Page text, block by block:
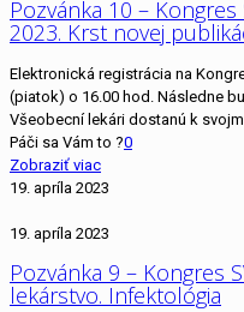
Pozvánka 10 –
2023. Krst novej
Elektronická registrácia na
(piatok) o 16.00 hod. Následne
Všeobecní lekári dostanú k
Páči sa Vám to ?0
Zobraziť viac
19. apríla 2023
19. apríla 2023
Pozvánka 9 – Kongres
lekárstvo. Infektológia